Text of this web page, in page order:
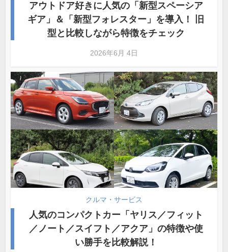
アウトドア好きに人気の「新型スペーシア
ギア」＆「新型フォレスター」を導入！ 旧
型と比較しながら特徴をチェック
2026年6月 4日
クルマ・サービス
人気のコンパクトカー「ヤリス／フィット
／ノート／スイフト／アクア」の特徴や使
い勝手を比較解説！